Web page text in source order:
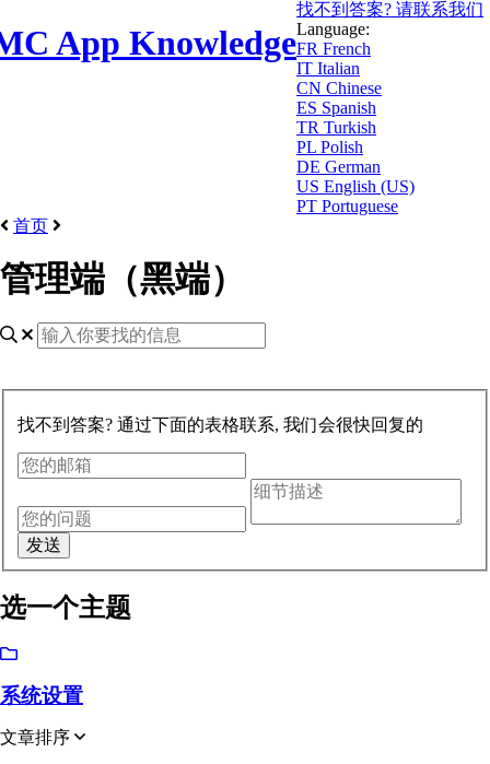
App Knowledge
找不到答案? 请联系我们
Language:
FR French
IT Italian
CN Chinese
ES Spanish
TR Turkish
PL Polish
DE German
US English (US)
PT Portuguese
首页
管理端（黑端）
找不到答案? 通过下面的表格联系, 我们会很快回复的
选一个主题
系统设置
文章排序